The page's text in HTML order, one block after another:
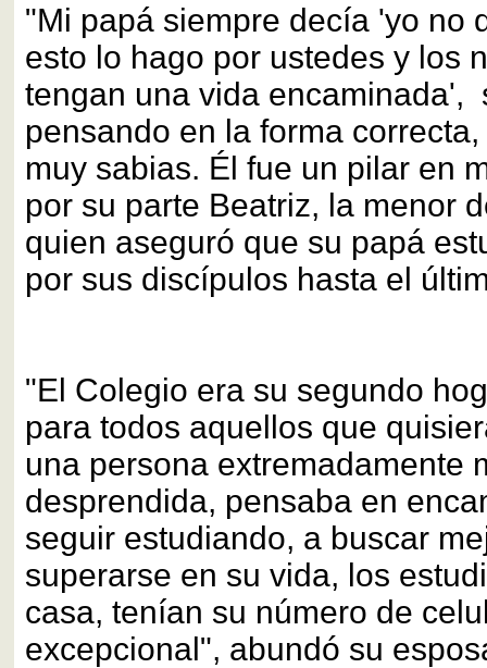
"Mi papá siempre decía 'yo no
esto lo hago por ustedes y los
tengan una vida encaminada',
pensando en la forma
muy sabias. Él fue un pilar en
por su parte Beatriz, la menor
quien aseguró que su papá
por sus discípulos hasta el
"El Colegio era su segundo
para todos aquellos que
una persona extremadamente
desprendida, pensaba en
seguir estudiando, a buscar
superarse en su vida, los
casa, tenían su número de
excepcional", abundó su